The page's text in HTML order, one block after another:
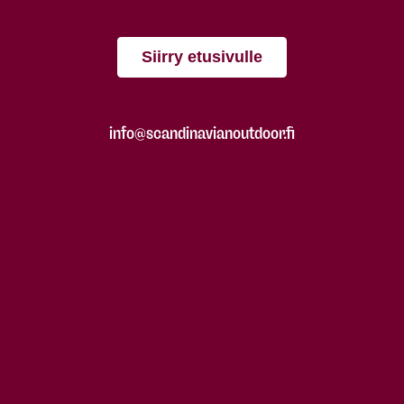
Siirry etusivulle
info@scandinavianoutdoor.fi